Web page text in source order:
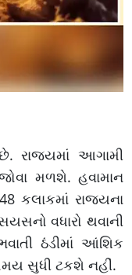
રાજ્યમાં આગામી
મળશે. હવામાન
કલાકમાં રાજ્યના
વધારો થવાની
ઠંડીમાં આંશિક
સુધી ટકશે નહીં.